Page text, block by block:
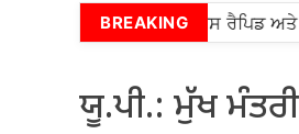
BREAKING
ਪ੍ਰਅੰਧਾ ਸੈਂਟਰ ਲੁਈਸ ਰੈਪਿਡ ਅਤੇ
ਯੂ.ਪੀ.: ਮੁੱਖ